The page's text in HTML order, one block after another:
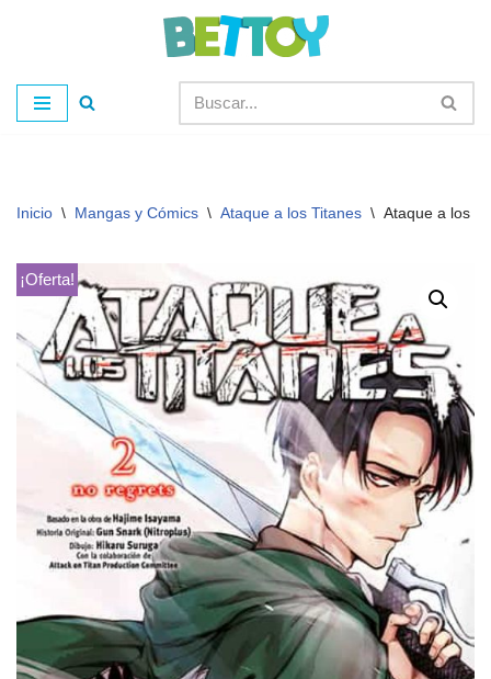
al
contenido
Inicio \ Mangas y Cómics \ Ataque a los Titanes \ Ataque a los
¡Oferta!